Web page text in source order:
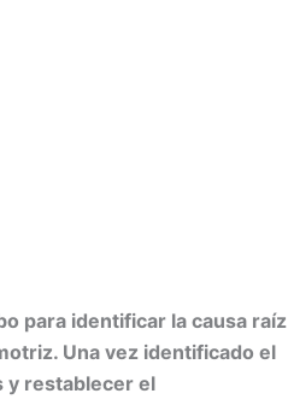
para identificar la causa raíz
Una vez identificado el
y restablecer el